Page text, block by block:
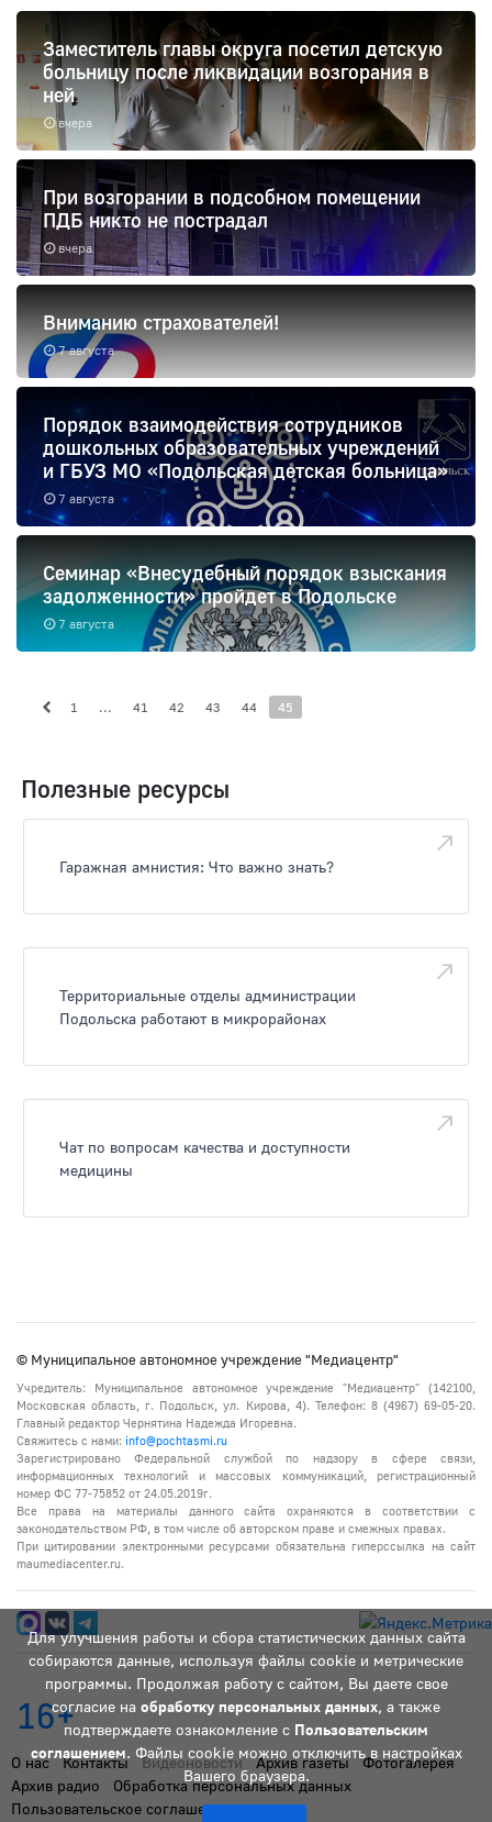
вчера
Заместитель главы округа посетил детскую
больницу после ликвидации возгорания в
ней
вчера
При возгорании в подсобном помещении
ПДБ никто не пострадал
7 августа
Вниманию страхователей!
7 августа
Порядок взаимодействия сотрудников
дошкольных образовательных учреждений
и ГБУЗ МО «Подольская детская больница»
7 августа
Семинар «Внесудебный порядок взыскания
задолженности» пройдет в Подольске
1 ... 41 42 43 44 45
Полезные ресурсы
Гаражная амнистия: Что важно знать?
Территориальные отделы администрации
Подольска работают в микрорайонах
Чат по вопросам качества и доступности
медицины
Для улучшения работы и сбора статистических данных сайта
собираются данные, используя файлы cookie и метрические
программы. Продолжая работу с сайтом, Вы даете свое
согласие на обработку персональных данных, а также
подтверждаете ознакомление с Пользовательским
соглашением. Файлы cookie можно отключить в настройках
Вашего браузера.
© Муниципальное автономное учреждение "Медиацентр"
Учредитель: Муниципальное автономное учреждение "Медиацентр" (142100,
Московская область, г. Подольск, ул. Кирова, 4). Телефон: 8 (4967) 69-05-20.
Главный редактор Чернятина Надежда Игоревна.
Свяжитесь с нами: info@pochtasmi.ru
Зарегистрировано Федеральной службой по надзору в сфере связи,
информационных технологий и массовых коммуникаций, регистрационный
номер ФС 77-75852 от 24.05.2019г.
Все права на материалы данного сайта охраняются в соответствии с
законодательством РФ, в том числе об авторском праве и смежных правах.
При цитировании электронными ресурсами обязательна гиперссылка на сайт
maumediacenter.ru.
16+
О нас Контакты Видеоновости Архив газеты
Фотогалерея
Архив радио
Обработка персональных данных
Пользовательское соглашение